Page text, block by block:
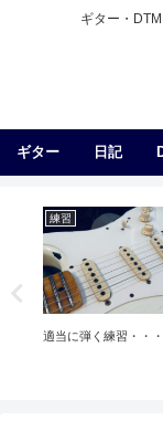
ギター・
ギター 日記
ライブ
改めてライブレポ